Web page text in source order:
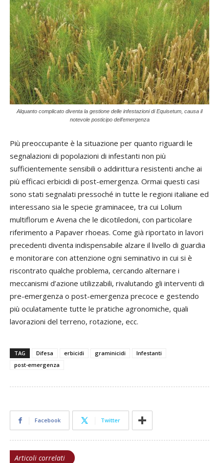
Alquanto complicato diventa la gestione delle infestazioni di Equisetum, causa il
notevole posticipo dell’emergenza
Più preoccupante è la situazione per quanto riguardi le
segnalazioni di popolazioni di infestanti non più
sufficientemente sensibili o addirittura resistenti anche ai
più efficaci erbicidi di post-emergenza. Ormai questi casi
sono stati segnalati pressoché in tutte le regioni italiane ed
interessano sia le specie graminacee, tra cui Lolium
multiflorum e Avena che le dicotiledoni, con particolare
riferimento a Papaver rhoeas. Come già riportato in lavori
precedenti diventa indispensabile alzare il livello di guardia
e monitorare con attenzione ogni seminativo in cui si è
riscontrato qualche problema, cercando alternare i
meccanismi d’azione utilizzabili, rivalutando gli interventi di
pre-emergenza o post-emergenza precoce e gestendo
più oculatamente tutte le pratiche agronomiche, quali
lavorazioni del terreno, rotazione, ecc.
TAG Difesa erbicidi graminicidi
Infestanti
post-emergenza
Facebook Twitter
Articoli correlati